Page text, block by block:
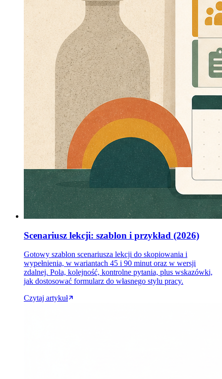
Scenariusz lekcji: szablon i przykład (2026)
Gotowy szablon scenariusza lekcji do skopiowania i
wypełnienia, w wariantach 45 i 90 minut oraz w wersji
zdalnej. Pola, kolejność, kontrolne pytania, plus wskazówki,
jak dostosować formularz do własnego stylu pracy.
Czytaj artykuł